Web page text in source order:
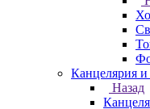
Канцелярия и
Назад